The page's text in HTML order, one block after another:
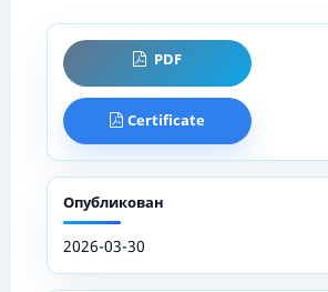
PDF
Certificate
Опубликован
2026-03-30